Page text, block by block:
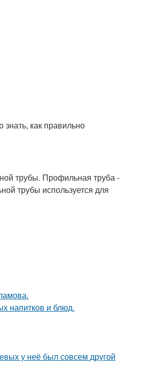
как правильно
трубы. Профильная труба -
трубы используется для
напитков и блюд.
у неё был совсем другой